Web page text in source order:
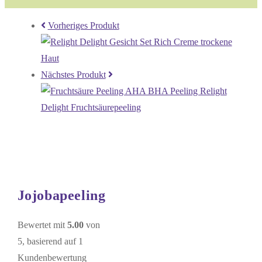
Vorheriges Produkt
Nächstes Produkt
Jojobapeeling
Bewertet mit 5.00von
5, basierend auf 1
Kundenbewertung